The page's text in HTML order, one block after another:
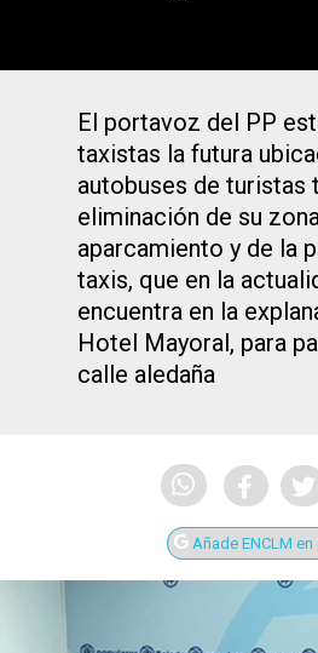
El portavoz del PP
taxistas la futura
autobuses de turistas
eliminación de su
aparcamiento y de la
taxis, que en la
encuentra en la
Hotel Mayoral, para
calle aledaña
Añade ENCLM en